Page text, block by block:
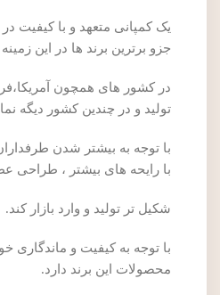
یک کمپانی متعهد و با کیفیت
جزو برترین برند ها در این
در کشور های همچون
تولید و در چندین کشور دیگه
با توجه به بیشتر شدن
با رایحه های بیشتر ، طراحی
شکیل تر تولید و وارد بازار کند.
با توجه به کیفیت و
محصولات این برند دارد.